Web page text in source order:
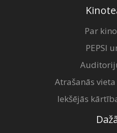
Par
PEPSI
Atrašanās
Iekšējās